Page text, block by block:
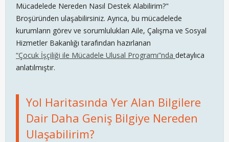
Mücadelede Nereden Nasıl Destek Alabilirim?"
Broşüründen ulaşabilirsiniz. Ayrıca, bu mücadelede
kurumların görev ve sorumlulukları Aile, Çalışma ve Sosyal
Hizmetler Bakanlığı tarafından hazırlanan
“Çocuk İşçiliği ile Mücadele Ulusal Programı”nda detaylıca
anlatılmıştır.
Yol Haritasında Yer Alan Bilgilere
Dair Daha Geniş Bilgiye Nereden
Ulaşabilirim?